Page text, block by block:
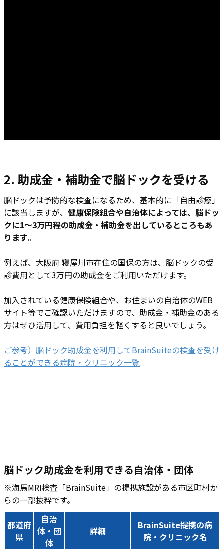
2. 助成金・補助金で脳ドックを受ける
脳ドックは予防的な検査になるため、基本的に「自由診療」
に該当しますが、 健康保険組合や自治体によっては、脳ドッ
クに1～3万円程の助成金・補助金を出しているところもあ
ります。
例えば、大阪府 寝屋川市在住の国保の方は、脳ドックの受
診費用として3万円の助成金をご利用いただけます。
加入されている健康保険組合や、お住まいの自治体のWEB
サイト等でご確認いただけますので、助成金・補助金のある
方はぜひ活用して、費用負担を軽くすると良いでしょう。
ご参考）脳ドック助成金を利用してBrainSuiteの検査を受け
ることができる病院・クリニック一覧
脳ドック助成金を利用できる自治体・団体
※海馬MRI検査「BrainSuite」の提携施設がある市区町村か
らの一部抜粋です。
都道府
県
自治
体・団
体
詳細
BrainSuite提携の病
院・クリニック名